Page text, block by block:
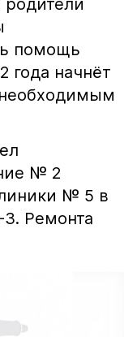
родители
помощь
года начнёт
№ 2
№ 5 в
Ремонта